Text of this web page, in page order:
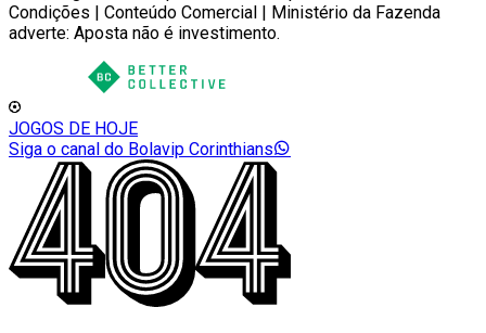
Condições | Conteúdo Comercial | Ministério da Fazenda
adverte: Aposta não é investimento.
JOGOS DE HOJE
Siga o canal do Bolavip Corinthians